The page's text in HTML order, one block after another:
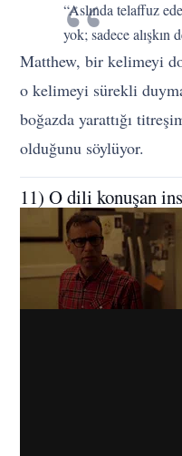
“Aslında telaffuz
yok; sadece alışkın
Matthew, bir kelimeyi
o kelimeyi sürekli
boğazda yarattığı
olduğunu söylüyor.
11) O dili konuşan